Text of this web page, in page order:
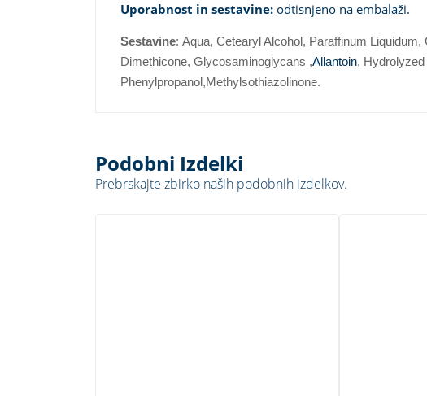
Uporabnost in sestavine: odtisnjeno na embalaži.
Sestavine: Aqua, Cetearyl Alcohol, Paraffinum
Dimethicone, Glycosaminoglycans ,Allantoin,
Phenylpropanol,Methylsothiazolinone.
Podobni Izdelki
Prebrskajte zbirko naših podobnih izdelkov.